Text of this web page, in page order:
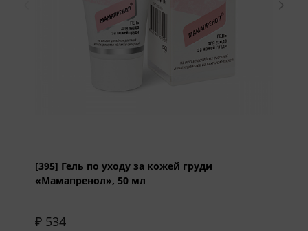
[395] Гель по уходу за кожей груди
«Мамапренол», 50 мл
₽ 534